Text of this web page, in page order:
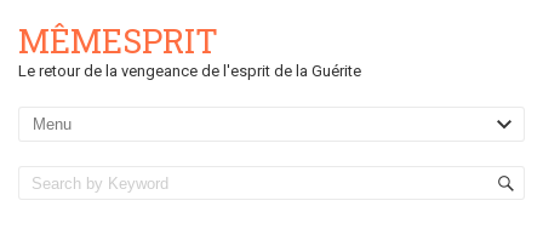
MÊMESPRIT
Le retour de la vengeance de l'esprit de la Guérite